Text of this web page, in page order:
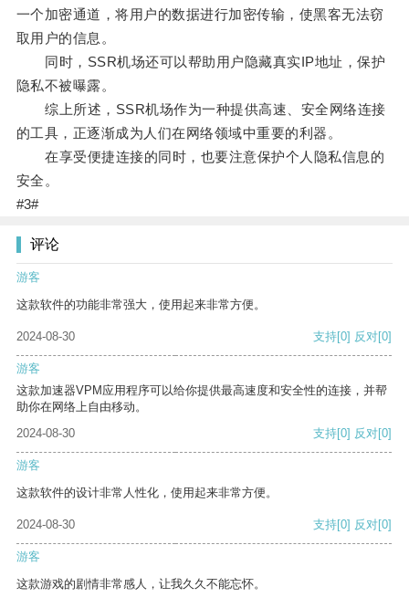
一个加密通道，将用户的数据进行加密传输，使黑客无法窃
取用户的信息。
同时，SSR机场还可以帮助用户隐藏真实IP地址，保护
隐私不被曝露。
综上所述，SSR机场作为一种提供高速、安全网络连接
的工具，正逐渐成为人们在网络领域中重要的利器。
在享受便捷连接的同时，也要注意保护个人隐私信息的
安全。
#3#
评论
游客
这款软件的功能非常强大，使用起来非常方便。
2024-08-30 支持[0] 反对[0]
游客
这款加速器VPM应用程序可以给你提供最高速度和安全性的连接，并帮
助你在网络上自由移动。
2024-08-30
支持[0] 反对[0]
游客
这款软件的设计非常人性化，使用起来非常方便。
2024-08-30 支持[0] 反对[0]
游客
这款游戏的剧情非常感人，让我久久不能忘怀。